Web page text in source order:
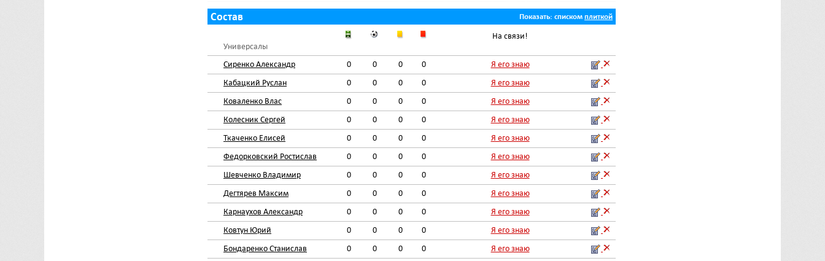
Состав Показать: списком плиткой
На связи!
Универсалы
Сиренко Александр
0 0 0 0
Я его знаю
Кабацкий Руслан
0 0 0 0
Я его знаю
Коваленко Влас
0 0 0 0
Я его знаю
Колесник Сергей
0 0 0 0
Я его знаю
Ткаченко Елисей
0 0 0 0
Я его знаю
Федорковский Ростислав
0 0 0 0
Я его знаю
Шевченко Владимир
0 0 0 0
Я его знаю
Дегтярев Максим
0 0 0 0
Я его знаю
Карнаухов Александр
0 0 0 0
Я его знаю
Ковтун Юрий
0 0 0 0
Я его знаю
Бондаренко Станислав
0 0 0 0
Я его знаю